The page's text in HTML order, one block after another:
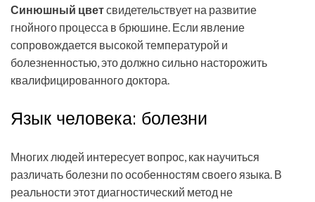
Синюшный цветсвидетельствует на развитие
гнойного процесса в брюшине. Если явление
сопровождается высокой температурой и
болезненностью, это должно сильно насторожить
квалифицированного доктора.
Язык человека: болезни
Многих людей интересует вопрос, как научиться
различать болезни по особенностям своего языка. В
реальности этот диагностический метод не